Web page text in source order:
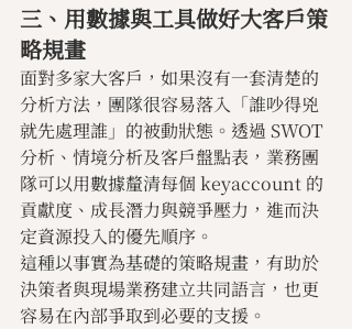
三、用數據與工具做好大客戶策
略規畫
面對多家大客戶，如果沒有一套清楚的
分析方法，團隊很容易落入「誰吵得兇
就先處理誰」的被動狀態。透過 SWOT
分析、情境分析及客戶盤點表，業務團
隊可以用數據釐清每個 keyaccount 的
貢獻度、成長潛力與競爭壓力，進而決
定資源投入的優先順序。
這種以事實為基礎的策略規畫，有助於
決策者與現場業務建立共同語言，也更
容易在內部爭取到必要的支援。